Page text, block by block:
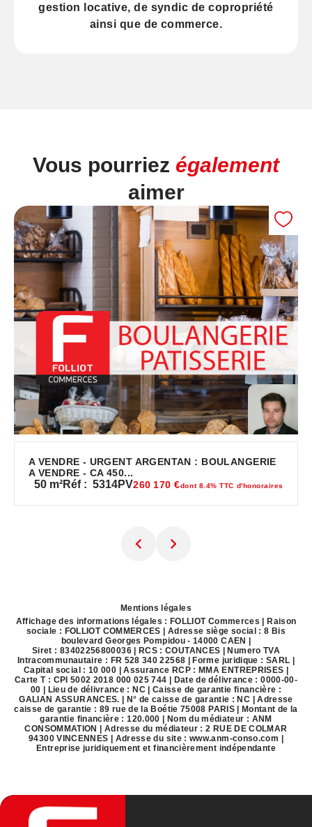
gestion locative, de syndic de copropriété
ainsi que de commerce.
Vous pourriez également
aimer
A VENDRE - URGENT ARGENTAN : BOULANGERIE
A VENDRE - CA 450...
50 m²Réf : 5314PV260 170 €dont 8.4% TTC d'honoraires
Mentions légales
Affichage des informations légales : FOLLIOT Commerces | Raison
sociale : FOLLIOT COMMERCES | Adresse siège social : 8 Bis
boulevard Georges Pompidou - 14000 CAEN |
Siret : 83402256800036 | RCS : COUTANCES | Numero TVA
Intracommunautaire : FR 528 340 22568 | Forme juridique : SARL |
Capital social : 10 000 | Assurance RCP : MMA ENTREPRISES |
Carte T : CPI 5002 2018 000 025 744 | Date de délivrance : 0000-00-
00 | Lieu de délivrance : NC | Caisse de garantie financière :
GALIAN ASSURANCES. | N° de caisse de garantie : NC | Adresse
caisse de garantie : 89 rue de la Boétie 75008 PARIS | Montant de la
garantie financière : 120.000 | Nom du médiateur : ANM
CONSOMMATION | Adresse du médiateur : 2 RUE DE COLMAR
94300 VINCENNES | Adresse du site :www.anm-conso.com |
Entreprise juridiquement et financièrement indépendante